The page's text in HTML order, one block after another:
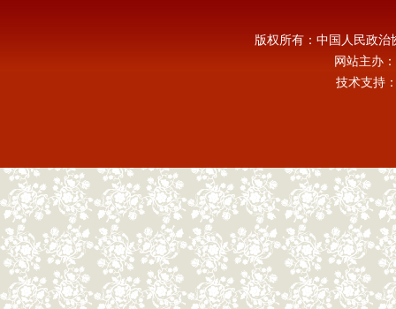
版权所有：中国人民政
网站主办
技术支持